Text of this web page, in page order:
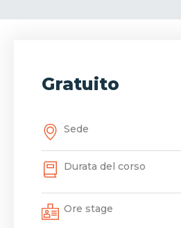
Gratuito
Sede
Durata del corso
Ore stage